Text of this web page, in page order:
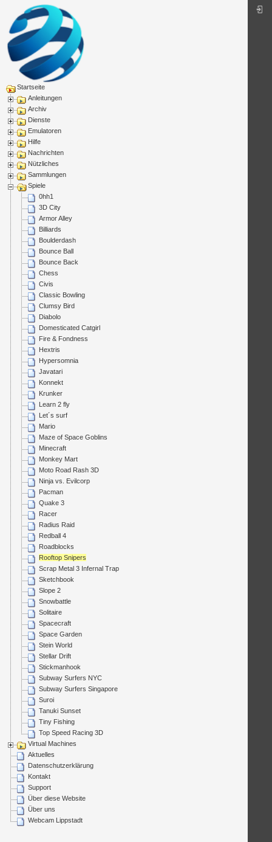
Startseite
Anleitungen
Archiv
Dienste
Emulatoren
Hilfe
Nachrichten
Nützliches
Sammlungen
Spiele
0hh1
3D City
Armor Alley
Billiards
Boulderdash
Bounce Ball
Bounce Back
Chess
Civis
Classic Bowling
Clumsy Bird
Diabolo
Domesticated Catgirl
Fire & Fondness
Hextris
Hypersomnia
Javatari
Konnekt
Krunker
Learn 2 fly
Let´s surf
Mario
Maze of Space Goblins
Minecraft
Monkey Mart
Moto Road Rash 3D
Ninja vs. Evilcorp
Pacman
Quake 3
Racer
Radius Raid
Redball 4
Roadblocks
Rooftop Snipers
Scrap Metal 3 Infernal Trap
Sketchbook
Slope 2
Snowbattle
Solitaire
Spacecraft
Space Garden
Stein World
Stellar Drift
Stickmanhook
Subway Surfers NYC
Subway Surfers Singapore
Suroi
Tanuki Sunset
Tiny Fishing
Top Speed Racing 3D
Virtual Machines
Aktuelles
Datenschutzerklärung
Kontakt
Support
Über diese Website
Über uns
Webcam Lippstadt